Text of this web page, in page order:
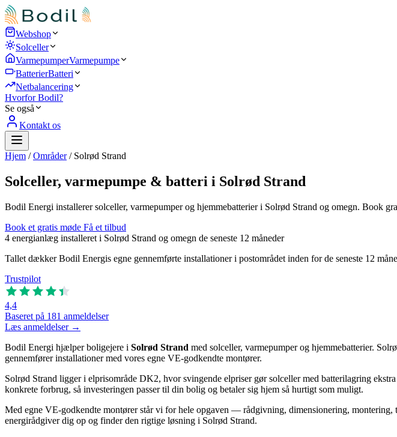
Webshop
Solceller
VarmepumperVarmepumpe
BatterierBatteri
Netbalancering
Hvorfor Bodil?
Se også
Kontakt os
Hjem / Områder / Solrød Strand
Solceller, varmepumpe & batteri i Solrød Strand
Bodil Energi installerer solceller, varmepumper og hjemmebatterier i Solrød Strand og omegn. Book
Book et gratis møde Få et tilbud
4 energianlæg installeret i Solrød Strand og omegn de seneste 12 måneder
Tallet dækker Bodil Energis egne gennemførte installationer i postområdet inden for de seneste 12
Trustpilot
4,4
Baseret på 181 anmeldelser
Læs anmeldelser →
Bodil Energi hjælper boligejere i Solrød Strand med solceller, varmepumper og hjemmebatterier.
gennemfører installationer med vores egne VE-godkendte montører.
Solrød Strand ligger i elprisområde DK2, hvor svingende elpriser gør solceller med batterilagring
konkrete forbrug, så investeringen passer til din bolig og betaler sig hjem så hurtigt som muligt.
Med egne VE-godkendte montører står vi for hele opgaven — rådgivning, dimensionering,
energirådgiver dig op og finder den rigtige løsning i Solrød Strand.